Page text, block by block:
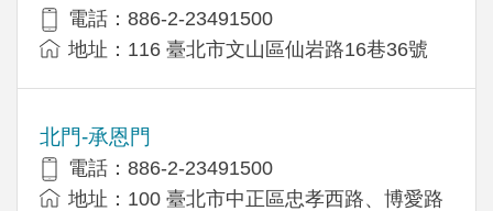
電話：886-2-23491500
地址：116 臺北市文山區仙岩路16巷36號
北門-承恩門
電話：886-2-23491500
地址：100 臺北市中正區忠孝西路、博愛路